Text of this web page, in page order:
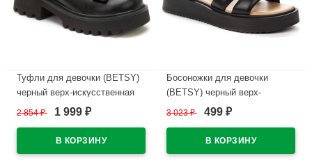
Туфли для девочки (BETSY)
черный верх-искусственная
кожа подкладка-натуральная
2 854₽ 1 999 ₽
Босоножки для девочки
(BETSY) черный верх-
искусственная кожа
кожа артикул 947310/04-01
3 023₽ 499 ₽